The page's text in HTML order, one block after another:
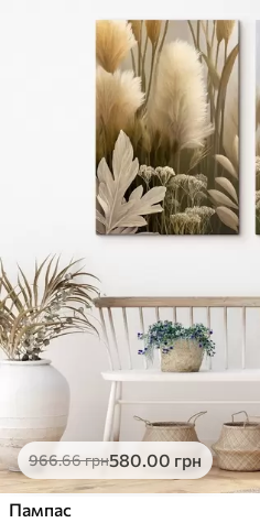
966.66грн580.00 грн
Пампас